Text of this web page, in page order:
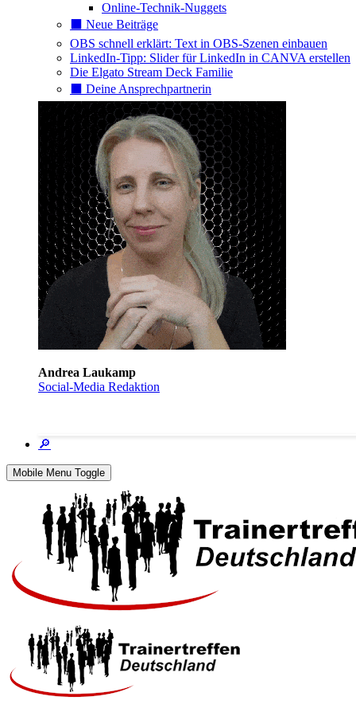
Online-Technik-Nuggets
⬛️ Neue Beiträge
OBS schnell erklärt: Text in OBS-Szenen einbauen
LinkedIn-Tipp: Slider für LinkedIn in CANVA erstellen
Die Elgato Stream Deck Familie
⬛️ Deine Ansprechpartnerin
Andrea Laukamp
Social-Media Redaktion
🔎
Mobile Menu Toggle